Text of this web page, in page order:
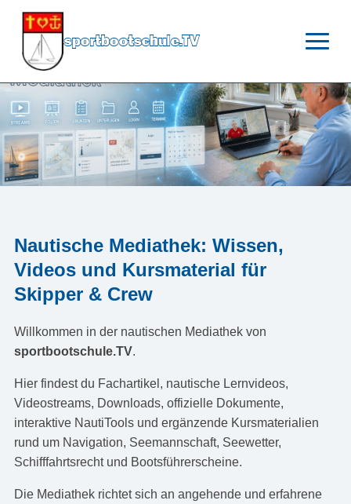
sportbootschule.TV
Nautische Mediathek: Wissen,
Videos und Kursmaterial für
Skipper & Crew
Willkommen in der nautischen Mediathek von
sportbootschule.TV.
Hier findest du Fachartikel, nautische Lernvideos,
Videostreams, Downloads, offizielle Dokumente,
interaktive NautiTools und ergänzende Kursmaterialien
rund um Navigation, Seemannschaft, Seewetter,
Schifffahrtsrecht und Bootsführerscheine.
Die Mediathek richtet sich an angehende und erfahrene